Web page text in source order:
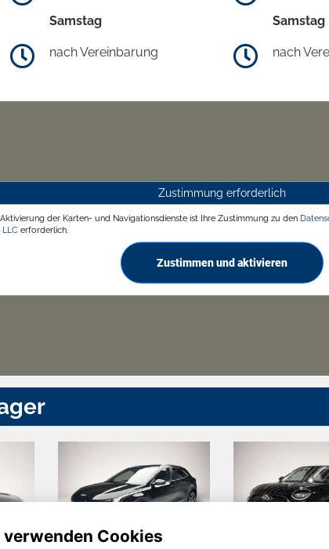
Samstag
nach Vereinbarung
Samstag
nach
Zustimmung erforderlich
der Karten- und Navigationsdienste ist Ihre Zustimmung zu den
erforderlich.
Zustimmen und aktivieren
Cookies